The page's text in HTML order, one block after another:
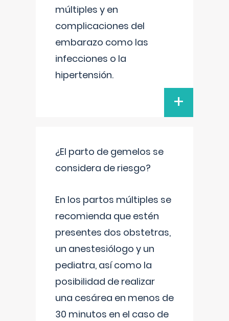
múltiples y en
complicaciones del
embarazo como las
infecciones o la
hipertensión.
+
¿El parto de gemelos se
considera de riesgo?
En los partos múltiples se
recomienda que estén
presentes dos obstetras,
un anestesiólogo y un
pediatra, así como la
posibilidad de realizar
una cesárea en menos de
30 minutos en el caso de